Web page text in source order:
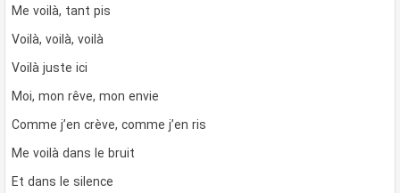
Me voilà, tant pis
Voilà, voilà, voilà
Voilà juste ici
Moi, mon rêve, mon envie
Comme j’en crève, comme j’en ris
Me voilà dans le bruit
Et dans le silence